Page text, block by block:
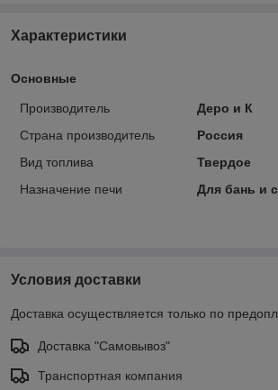
Характеристики
Основные
Производитель
Деро и К
Страна производитель
Россия
Вид топлива
Твердое
Назначение печи
Для бань и
Условия доставки
Доставка осуществляется только по
Доставка "Самовывоз"
Транспортная компания